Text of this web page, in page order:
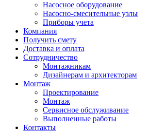
Насосное оборудование
Насосно-смесительные узлы
Приборы учета
Компания
Получить смету
Доставка и оплата
Сотрудничество
Монтажникам
Дизайнерам и архитекторам
Монтаж
Проектирование
Монтаж
Сервисное обслуживание
Выполненные работы
Контакты